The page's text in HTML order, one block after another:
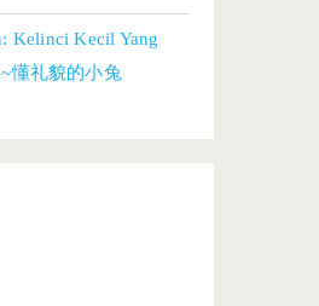
Kelinci Kecil Yang
懂礼貌的小兔